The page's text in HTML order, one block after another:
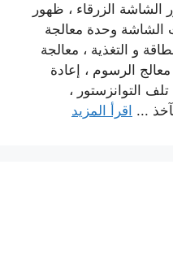
الشاشة الزرقاء ، ظهور
الشاشة وحدة معالجة
و التغذية ، معالجة
الرسوم ، إعادة
التوانزستور ،
... اقرأ المزيد